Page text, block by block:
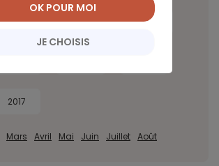
2025 2024 2023
2017
Mars Avril Mai Juin Juillet Août
JE CHOISIS
OK POUR MOI